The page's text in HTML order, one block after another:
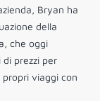
Bryan ha
della
che oggi
prezzi per
viaggi con